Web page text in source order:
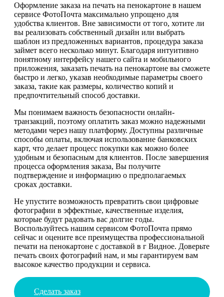
Оформление заказа на печать на пенокартоне в нашем
сервисе ФотоПочта максимально упрощено для
удобства клиентов. Вне зависимости от того, хотите ли
вы реализовать собственный дизайн или выбрать
шаблон из предложенных вариантов, процедура заказа
займет всего несколько минут. Благодаря интуитивно
понятному интерфейсу нашего сайта и мобильного
приложения, заказать печать на пенокартоне вы сможете
быстро и легко, указав необходимые параметры своего
заказа, такие как размеры, количество копий и
предпочтительный способ доставки.
Мы понимаем важность безопасности онлайн-
транзакций, поэтому оплатить заказ можно надежными
методами через нашу платформу. Доступны различные
способы оплаты, включая использование банковских
карт, что делает процесс покупки как можно более
удобным и безопасным для клиентов. После завершения
процесса оформления заказа, Вы получите
подтверждение и информацию о предполагаемых
сроках доставки.
Не упустите возможность превратить свои цифровые
фотографии в эффектные, качественные изделия,
которые будут радовать вас долгие годы.
Воспользуйтесь нашим сервисом ФотоПочта прямо
сейчас и оцените все преимущества профессиональной
печати на пенокартоне с доставкой в г Видное. Доверьте
печать своих фотографий нам, и мы гарантируем вам
высокое качество продукции и сервиса.
Сделать заказ